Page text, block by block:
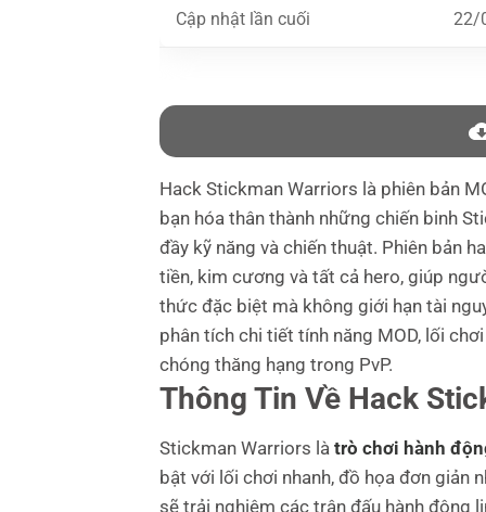
Cập nhật lần cuối 22/
Hack Stickman Warriors là phiên bản
bạn hóa thân thành những chiến binh
đầy kỹ năng và chiến thuật. Phiên bản
tiền, kim cương và tất cả hero, giúp
thức đặc biệt mà không giới hạn tài
phân tích chi tiết tính năng MOD, lối
chóng thăng hạng trong PvP.
Thông Tin Về Hack
Stickman Warriors là trò chơi hành
bật với lối chơi nhanh, đồ họa đơn giản
sẽ trải nghiệm các trận đấu hành động